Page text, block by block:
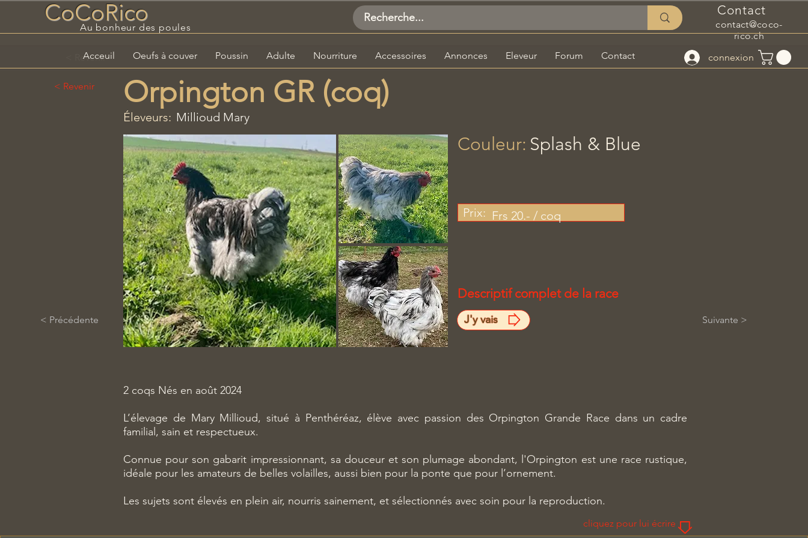
CoCoRico
Au bonheur des poules
Contact
contact@coco-
rico.ch
connexion
Acceuil Oeufs à couver Poussin Adulte Nourriture Accessoires Annonces Eleveur Forum Contact
< Revenir
< Revenir Orpington GR (coq)
Éleveurs: Millioud Mary
< Précédente
Splash & Blue
Couleur:
Prix: Frs 20.- / coq
Descriptif complet de la race
J'y vais Suivante >
2 coqs Nés en août 2024
L’élevage de Mary Millioud, situé à Penthéréaz, élève avec passion des Orpington Grande Race dans un cadre
familial, sain et respectueux.
Connue pour son gabarit impressionnant, sa douceur et son plumage abondant, l'Orpington est une race rustique,
idéale pour les amateurs de belles volailles, aussi bien pour la ponte que pour l’ornement.
Les sujets sont élevés en plein air, nourris sainement, et sélectionnés avec soin pour la reproduction.
cliquez pour lui écrire